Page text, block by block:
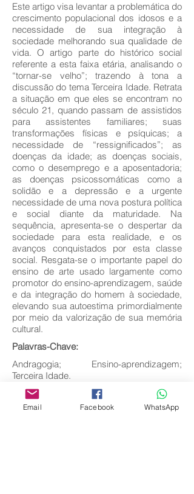
Este artigo visa levantar a problemática do
crescimento populacional dos idosos e a
necessidade de sua integração à
sociedade melhorando sua qualidade de
vida. O artigo parte do histórico social
referente a esta faixa etária, analisando o
“tornar-se velho”; trazendo à tona a
discussão do tema Terceira Idade. Retrata
a situação em que eles se encontram no
século 21, quando passam de assistidos
para assistentes familiares; suas
transformações físicas e psíquicas; a
necessidade de “ressignificados”; as
doenças da idade; as doenças sociais,
como o desemprego e a aposentadoria;
as doenças psicossomáticas como a
solidão e a depressão e a urgente
necessidade de uma nova postura política
e social diante da maturidade. Na
sequência, apresenta-se o despertar da
sociedade para esta realidade, e os
avanços conquistados por esta classe
social. Resgata-se o importante papel do
ensino de arte usado largamente como
promotor do ensino-aprendizagem, saúde
e da integração do homem à sociedade,
elevando sua autoestima primordialmente
por meio da valorização de sua memória
cultural.
Palavras-Chave:
Andragogia; Ensino-aprendizagem;
Terceira Idade.
Baixar texto completo
Email Facebook WhatsApp